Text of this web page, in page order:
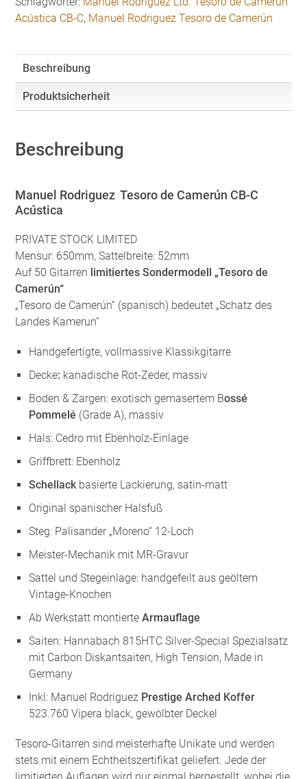
Acústica CB-C, Manuel Rodriguez Tesoro de Camerún
Beschreibung
Produktsicherheit
Beschreibung
Manuel Rodriguez Tesoro de Camerún CB-C
Acústica
PRIVATE STOCK LIMITED
Mensur: 650mm, Sattelbreite: 52mm
Auf 50 Gitarren limitiertes Sondermodell „Tesoro de
Camerún“
„Tesoro de Camerún“ (spanisch) bedeutet „Schatz des
Landes Kamerun“
Handgefertigte, vollmassive Klassikgitarre
Decke: kanadische Rot-Zeder, massiv
Boden & Zargen: exotisch gemasertem Bossé
Pommelé (Grade A), massiv
Hals: Cedro mit Ebenholz-Einlage
Griffbrett: Ebenholz
Schellackbasierte Lackierung, satin-matt
Original spanischer Halsfuß
Steg: Palisander „Moreno“ 12-Loch
Meister-Mechanik mit MR-Gravur
Sattel und Stegeinlage: handgefeilt aus geöltem
Vintage-Knochen
Ab Werkstatt montierteArmauflage
Saiten: Hannabach 815HTC Silver-Special Spezialsatz
mit Carbon Diskantsaiten, High Tension, Made in
Germany
Inkl: Manuel Rodriguez Prestige Arched Koffer
523.760 Vipera black, gewölbter Deckel
Tesoro-Gitarren sind meisterhafte Unikate und werden
stets mit einem Echtheitszertifikat geliefert. Jede der